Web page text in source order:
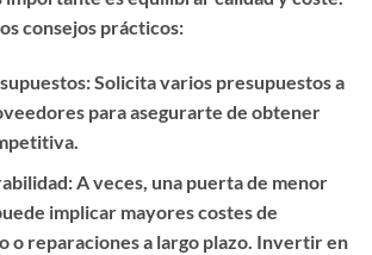
consejos prácticos:
: Solicita varios presupuestos a
para asegurarte de obtener
: A veces, una puerta de menor
implicar mayores costes de
o reparaciones a largo plazo. Invertir en